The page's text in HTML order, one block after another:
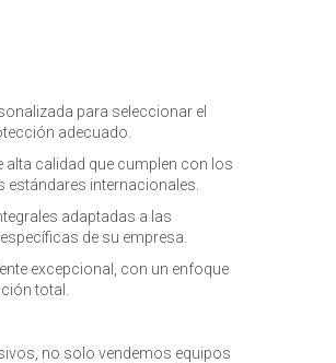
para seleccionar el
adecuado.
alta calidad que cumplen con los
estándares internacionales.
adaptadas a las
de su empresa.
excepcional, con un enfoque
total.
no solo vendemos equipos